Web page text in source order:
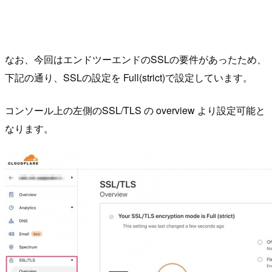
なお、今回はエンドツーエンドのSSLの要件があったため、
下記の通り、SSLの設定を Full(strict)で設定しています。
コンソール上の左側のSSL/TLS の overview より設定可能と
なります。